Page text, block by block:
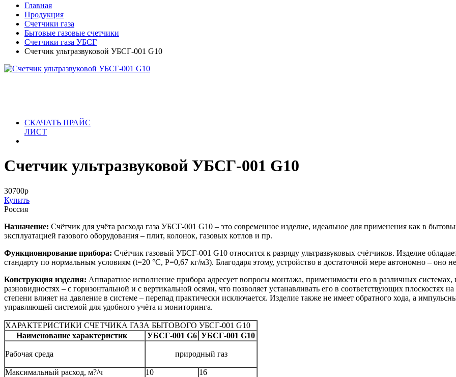
Главная
Продукция
Счетчики газа
Бытовые газовые счетчики
Счетчики газа УБСГ
Счетчик ультразвуковой УБСГ-001 G10
СКАЧАТЬ ПРАЙС
ЛИСТ
Счетчик ультразвуковой УБСГ-001 G10
30700р
Купить
Россия
Назначение: Счётчик для учёта расхода газа УБСГ-001 G10 – это современное изделие, идеальное для применения как в
эксплуатацией газового оборудования – плит, колонок, газовых котлов и пр.
Функционирование прибора: Счётчик газовый УБСГ-001 G10 относится к разряду ультразвуковых счётчиков. Изделие
стандарту по нормальным условиям (t=20 °С, P=0,67 кг/м3). Благодаря этому, устройство в достаточной мере автономно – оно
Конструкция изделия: Аппаратное исполнение прибора адресует вопросы монтажа, применимости его в различных системах,
разновидностях – с горизонтальной и с вертикальной осями, что позволяет устанавливать его в соответствующих
степени влияет на давление в системе – перепад практически исключается. Изделие также не имеет обратного хода, а
управляющей системой для удобного учёта и мониторинга.
ХАРАКТЕРИСТИКИ СЧЕТЧИКА ГАЗА БЫТОВОГО УБСГ-001 G10
Наименование характеристик
УБСГ-001 G6 УБСГ-001 G10
Рабочая среда природный газ
Максимальный расход, м?/ч 10
16